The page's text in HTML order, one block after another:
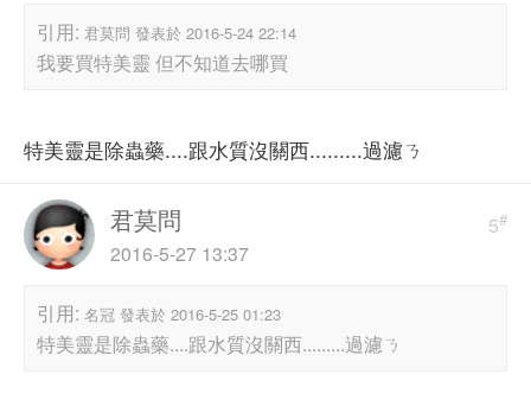
引用: 君莫問 發表於 2016-5-24 22:14
我要買特美靈 但不知道去哪買
特美靈是除蟲藥....跟水質沒關西.........過濾ㄋ
5#
君莫問
2016-5-27 13:37
引用: 名冠 發表於 2016-5-25 01:23
特美靈是除蟲藥....跟水質沒關西.........過濾ㄋ